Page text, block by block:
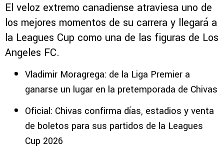
El veloz extremo canadiense atraviesa uno de
los mejores momentos de su carrera y llegará a
la Leagues Cup como una de las figuras de Los
Angeles FC.
Vladimir Moragrega: de la Liga Premier a
ganarse un lugar en la pretemporada de Chivas
Oficial: Chivas confirma días, estadios y venta
de boletos para sus partidos de la Leagues
Cup 2026